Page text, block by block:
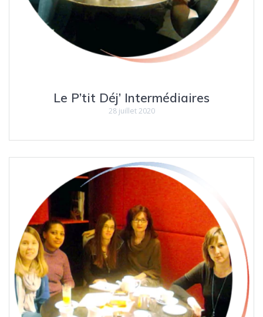
Le P’tit Déj’ Intermédiaires
28 juillet 2020